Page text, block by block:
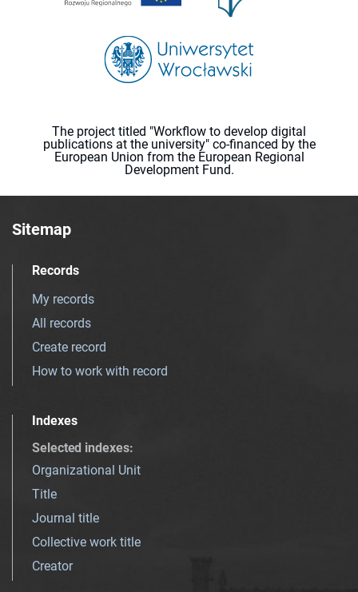
The project titled "Workflow to develop digital
publications at the university" co-financed by the
European Union from the European Regional
Development Fund.
Sitemap
Records
My records
All records
Create record
How to work with record
Indexes
Selected indexes:
Organizational Unit
Title
Journal title
Collective work title
Creator